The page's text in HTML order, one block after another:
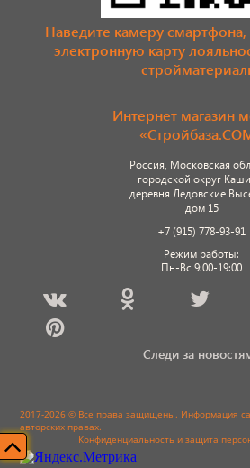
Наведите камеру
электронную карту
Интернет магазин
Россия, Московская
городской округ
деревня Ледовские
дом 15
+7 (915) 778-93-91
Режим работы:
Пн-Вс 9:00-19:00
Следи за
2017-2026 © Все права защищены. Информация
авторских правах.
Конфиденциальность и защита